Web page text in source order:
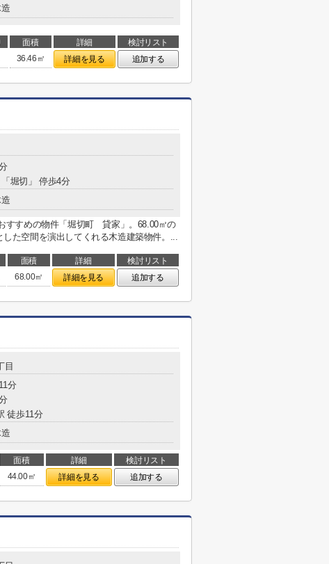
面積 詳細
検討リスト
36.46㎡ 詳細を見る 追加する
「堀切」 停歩4分
すすめの物件「堀切町 貸家」。68.00㎡の
た空間を演出してくれる木造建築物件。...
面積 詳細
検討リスト
68.00㎡ 詳細を見る 追加する
目
分
徒歩11分
面積 詳細
検討リスト
44.00㎡ 詳細を見る 追加する